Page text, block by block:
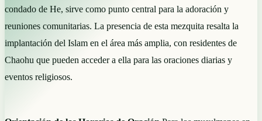
condado de He, sirve como punto central para la adoración y
reuniones comunitarias. La presencia de esta mezquita resalta la
implantación del Islam en el área más amplia, con residentes de
Chaohu que pueden acceder a ella para las oraciones diarias y
eventos religiosos.